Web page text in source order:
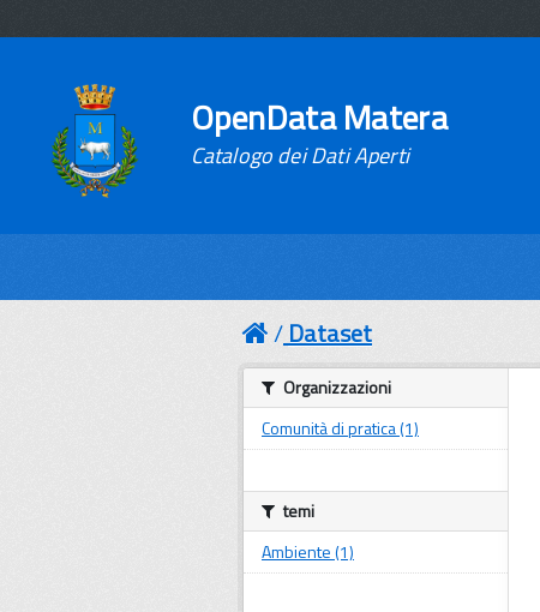
OpenData Matera
Catalogo dei Dati Aperti
Dataset
Organizzazioni
Comunità di pratica (1)
temi
Ambiente (1)